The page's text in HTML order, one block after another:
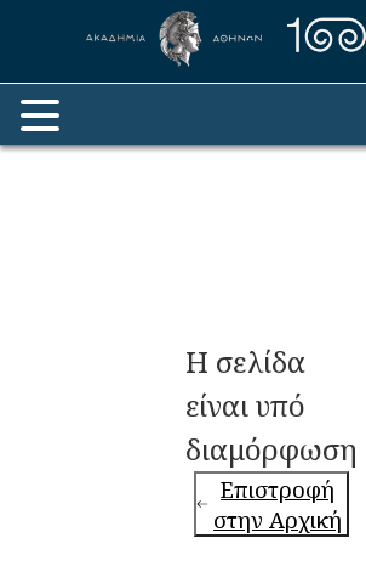
Η σελίδα
είναι υπό
διαμόρφωση
Επιστροφή
στην Αρχική